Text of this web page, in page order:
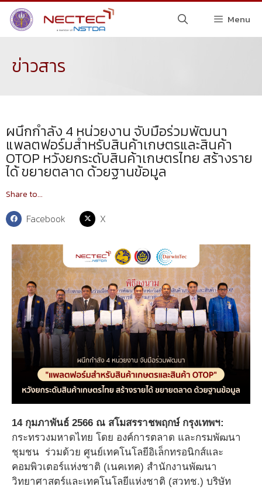
Menu
ข่าวสาร
ผนึกกำลัง 4 หน่วยงาน จับมือร่วมพัฒนา
แพลตฟอร์มสำหรับสินค้าเกษตรและสินค้า
OTOP หวังยกระดับสินค้าเกษตรไทย สร้างราย
ได้ ขยายตลาด ด้วยฐานข้อมูล
Share to...
Facebook X
14 กุมภาพันธ์ 2566 ณ สโมสรราชพฤกษ์ กรุงเทพฯ:
กระทรวงมหาดไทย โดย องค์การตลาด และกรมพัฒนา
ชุมชน ร่วมด้วย ศูนย์เทคโนโลยีอิเล็กทรอนิกส์และ
คอมพิวเตอร์แห่งชาติ (เนคเทค) สำนักงานพัฒนา
วิทยาศาสตร์และเทคโนโลยีแห่งชาติ (สวทช.) บริษัท